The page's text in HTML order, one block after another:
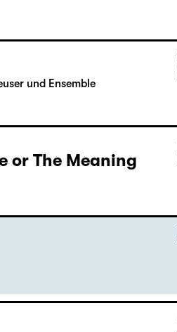
und Ensemble
or The Meaning